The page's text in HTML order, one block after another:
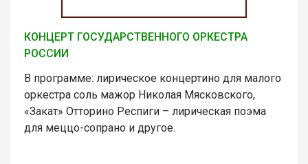
КОНЦЕРТ ГОСУДАРСТВЕННОГО ОРКЕСТРА
РОССИИ
В программе: лирическое концертино для малого
оркестра соль мажор Николая Мясковского,
«Закат» Отторино Респиги – лирическая поэма
для меццо-сопрано и другое.